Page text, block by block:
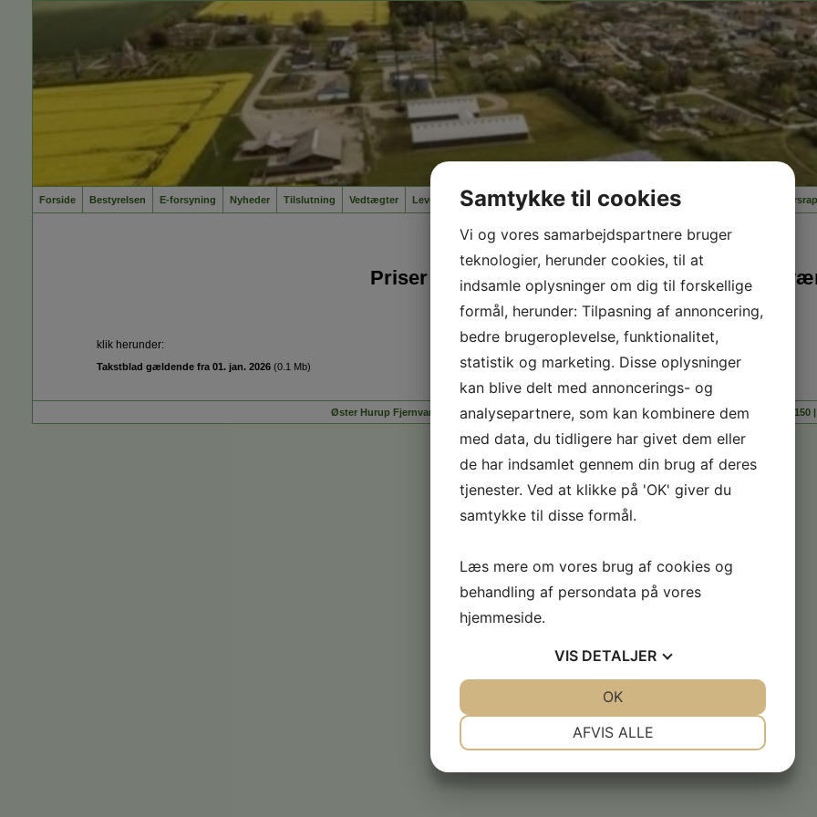
Forside Bestyrelsen E-forsyning Nyheder Tilslutning Vedtægter Leveringsbestemmelser og Inst. vejledning Taktsblad
Nyt taktsblad pr. 01/01.2026
Priser og betingelser for tilslutning til
klik herunder:
Takstblad gældende fra 01. jan. 2026(0.1 Mb)
Øster Hurup Fjernvarme A.m.b.a | Snedkervej 6. 9560 Hadsund | Mail: mail@98588150 | Tlf.: 98588150
Samtykke til cookies
Vi og vores samarbejdspartnere bruger
teknologier, herunder cookies, til at
indsamle oplysninger om dig til forskellige
formål, herunder: Tilpasning af annoncering,
bedre brugeroplevelse, funktionalitet,
statistik og marketing. Disse oplysninger
kan blive delt med annoncerings- og
analysepartnere, som kan kombinere dem
med data, du tidligere har givet dem eller
de har indsamlet gennem din brug af deres
tjenester. Ved at klikke på 'OK' giver du
samtykke til disse formål.
Læs mere om vores brug af cookies og
behandling af persondata på vores
hjemmeside.
VIS DETALJER
AFVIS ALLE
OK